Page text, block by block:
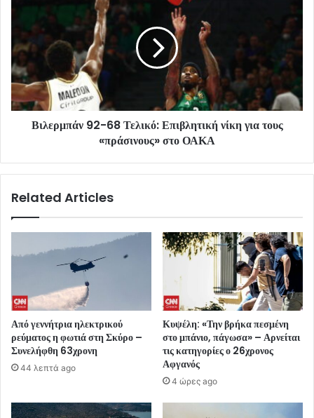
Βιλερμπάν 92-68 Τελικό: Επιβλητική νίκη για τους
«πράσινους» στο ΟΑΚΑ
Related Articles
Από γεννήτρια ηλεκτρικού
ρεύματος η φωτιά στη Σκύρο –
Συνελήφθη 63χρονη
44 λεπτά ago
Κυψέλη: «Την βρήκα πεσμένη
στο μπάνιο, πάγωσα» – Αρνείται
τις κατηγορίες ο 26χρονος
Αφγανός
4 ώρες ago